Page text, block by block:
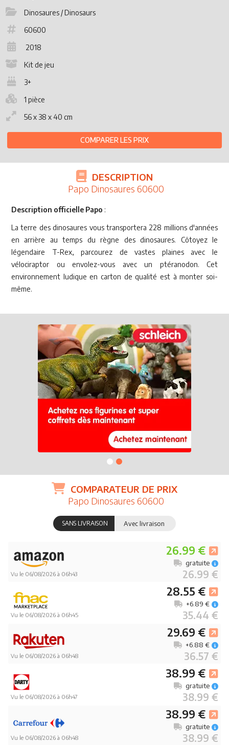
Dinosaures / Dinosaurs
60600
2018
Kit de jeu
3+
1 pièce
56 x 38 x 40 cm
COMPARER LES PRIX
DESCRIPTION
Papo Dinosaures 60600
Description officielle Papo :
La terre des dinosaures vous transportera 228 millions d'années
en arrière au temps du règne des dinosaures. Côtoyez le
légendaire T-Rex, parcourez de vastes plaines avec le
vélociraptor ou envolez-vous avec un ptéranodon. Cet
environnement ludique en carton de qualité est à monter soi-
même.
COMPARATEUR DE PRIX
Papo Dinosaures 60600
SANS LIVRAISON Avec livraison
Vu le 06/08/2026 à 06h43
26.99 €
26.99 €
gratuite
Vu le 06/08/2026 à 06h45
28.55 €
35.44 €
+6.89 €
Vu le 06/08/2026 à 06h48
29.69 €
36.57 €
+6.88 €
Vu le 06/08/2026 à 06h47
38.99 €
38.99 €
gratuite
Vu le 06/08/2026 à 06h48
38.99 €
38.99 €
gratuite